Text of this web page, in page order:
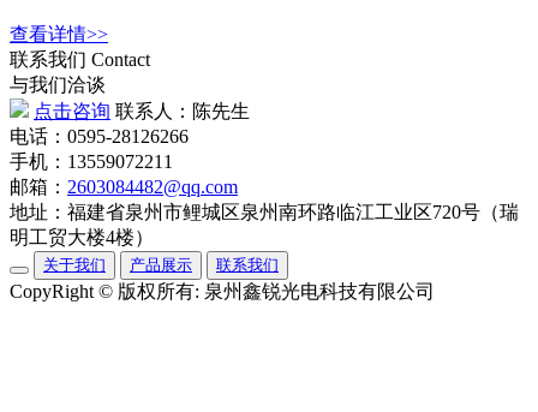
查看详情>>
联系我们 Contact
与我们洽谈
点击咨询 联系人：陈先生
电话：0595-28126266
手机：13559072211
邮箱： 2603084482@qq.com
地址：福建省泉州市鲤城区泉州南环路临江工业区720号（瑞
明工贸大楼4楼）
关于我们 产品展示 联系我们
CopyRight © 版权所有: 泉州鑫锐光电科技有限公司